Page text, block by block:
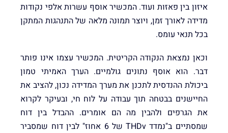
איזון בין פאזות ועוד. המכשיר אוסף עשרות אלפי נקודות
מדידה לאורך זמן, ויוצר תמונה מלאה של התנהגות המתקן
בכל תנאי עומס.
וכאן נמצאת הנקודה הקריטית. המכשיר עצמו אינו פותר
דבר. הוא אוסף נתונים גולמיים. הערך האמיתי טמון
ביכולת ההנדסית לתכנן את מערך המדידה נכון, להציב את
החיישנים בבטחה תוך עבודה על לוח חי, ובעיקר לקרוא
את הגרפים ולהבין מה הם אומרים. ההבדל בין דוח
שמסתיים ב"נמדד THDv של 6 אחוז" לבין דוח שמסביר